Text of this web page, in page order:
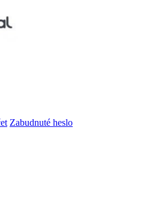
Zabudnuté heslo